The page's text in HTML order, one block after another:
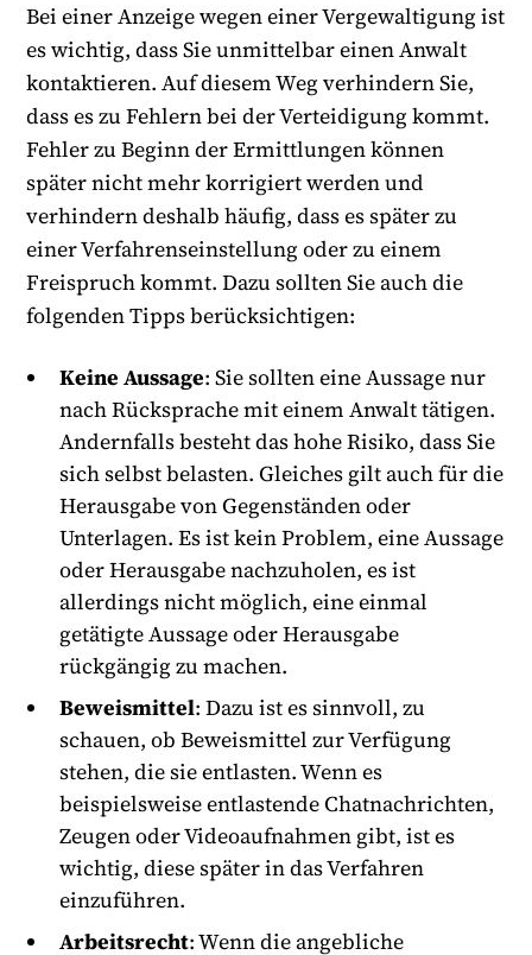
Bei einer Anzeige wegen einer Vergewaltigung ist
es wichtig, dass Sie unmittelbar einen Anwalt
kontaktieren. Auf diesem Weg verhindern Sie,
dass es zu Fehlern bei der Verteidigung kommt.
Fehler zu Beginn der Ermittlungen können
später nicht mehr korrigiert werden und
verhindern deshalb häufig, dass es später zu
einer Verfahrenseinstellung oder zu einem
Freispruch kommt. Dazu sollten Sie auch die
folgenden Tipps berücksichtigen:
Keine Aussage: Sie sollten eine Aussage nur
nach Rücksprache mit einem Anwalt tätigen.
Andernfalls besteht das hohe Risiko, dass Sie
sich selbst belasten. Gleiches gilt auch für die
Herausgabe von Gegenständen oder
Unterlagen. Es ist kein Problem, eine Aussage
oder Herausgabe nachzuholen, es ist
allerdings nicht möglich, eine einmal
getätigte Aussage oder Herausgabe
rückgängig zu machen.
Beweismittel: Dazu ist es sinnvoll, zu
schauen, ob Beweismittel zur Verfügung
stehen, die sie entlasten. Wenn es
beispielsweise entlastende Chatnachrichten,
Zeugen oder Videoaufnahmen gibt, ist es
wichtig, diese später in das Verfahren
einzuführen.
Arbeitsrecht: Wenn die angebliche